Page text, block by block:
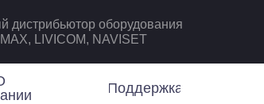
дистрибьютор оборудования
LIVICOM, NAVISET
Поддержка